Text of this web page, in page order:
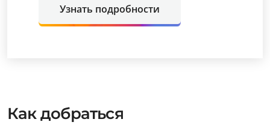
Узнать подробности
Как добраться